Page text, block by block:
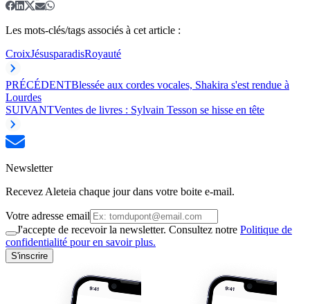
Les mots-clés/tags associés à cet article :
CroixJésusparadisRoyauté
PRÉCÉDENTBlessée aux cordes vocales, Shakira s'est rendue à
Lourdes
SUIVANTVentes de livres : Sylvain Tesson se hisse en tête
Newsletter
Recevez Aleteia chaque jour dans votre boite e-mail.
Votre adresse email
J'accepte de recevoir la newsletter. Consultez notre Politique de
confidentialité pour en savoir plus.
S'inscrire